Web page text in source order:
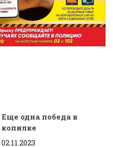
Еще одна победа в
копилке
02.11.2023